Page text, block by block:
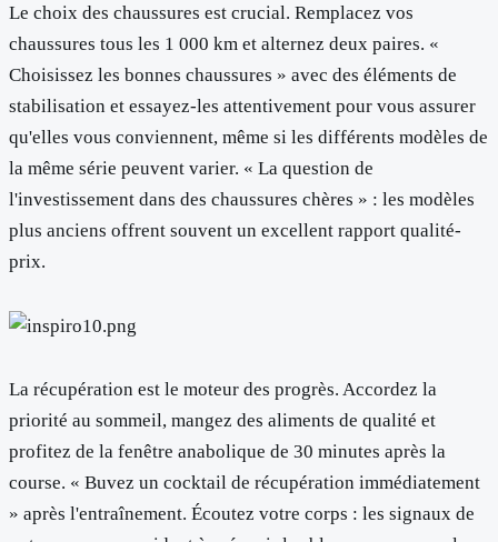
Le choix des chaussures est crucial. Remplacez vos
chaussures tous les 1 000 km et alternez deux paires. «
Choisissez les bonnes chaussures » avec des éléments de
stabilisation et essayez-les attentivement pour vous assurer
qu'elles vous conviennent, même si les différents modèles de
la même série peuvent varier. « La question de
l'investissement dans des chaussures chères » : les modèles
plus anciens offrent souvent un excellent rapport qualité-
prix.
La récupération est le moteur des progrès. Accordez la
priorité au sommeil, mangez des aliments de qualité et
profitez de la fenêtre anabolique de 30 minutes après la
course. « Buvez un cocktail de récupération immédiatement
» après l'entraînement. Écoutez votre corps : les signaux de